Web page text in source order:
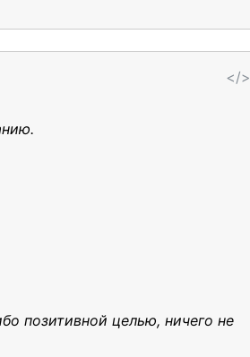
</>
позитивной целью, ничего не